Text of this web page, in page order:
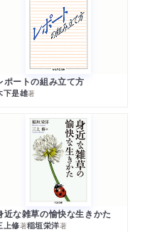
ポートの組み立て方
下是雄著
近な雑草の愉快な生きかた
上修著稲垣栄洋著